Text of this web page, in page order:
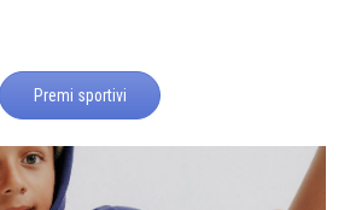
Premi sportivi